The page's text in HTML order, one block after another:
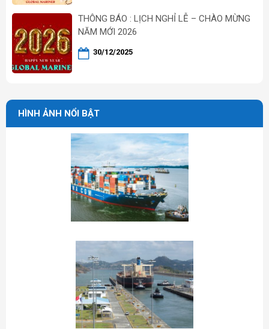
THÔNG BÁO : LỊCH NGHỈ LỄ – CHÀO MỪNG
NĂM MỚI 2026
30/12/2025
HÌNH ẢNH NỔI BẬT